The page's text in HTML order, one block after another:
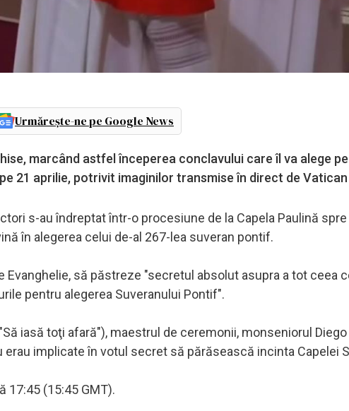
Urmărește-ne pe Google News
marcând astfel începerea conclavului care îl va alege
21 aprilie, potrivit imaginilor transmise în direct de Vatican
s-au îndreptat într-o procesiune de la Capela Paulină spre
în alegerea celui de-al 267-lea suveran pontif.
Evanghelie, să păstreze "secretul absolut asupra a tot ceea
pentru alegerea Suveranului Pontif".
iasă toţi afară"), maestrul de ceremonii, monseniorul Diego
erau implicate în votul secret să părăsească incinta Capelei
17:45 (15:45 GMT).